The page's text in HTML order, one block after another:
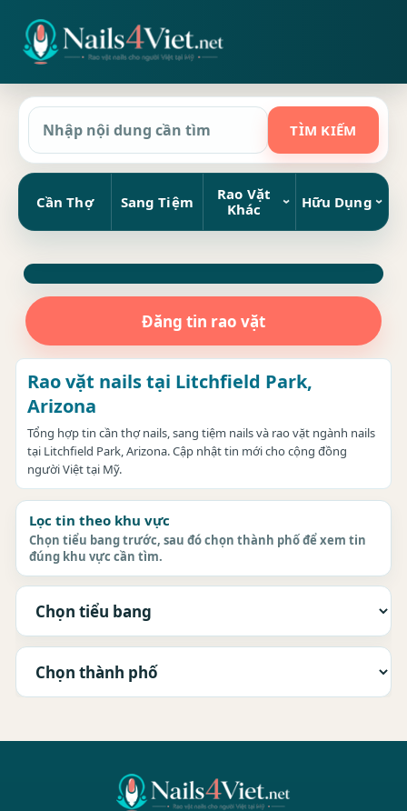
Cần Thợ Sang Tiệm
Rao Vặt
Khác
Hữu Dụng
Đăng tin rao vặt
Rao vặt nails tại Litchfield Park,
Arizona
Tổng hợp tin cần thợ nails, sang tiệm nails và rao vặt ngành nails
tại Litchfield Park, Arizona. Cập nhật tin mới cho cộng đồng
người Việt tại Mỹ.
Lọc tin theo khu vực
Chọn tiểu bang trước, sau đó chọn thành phố để xem tin
đúng khu vực cần tìm.